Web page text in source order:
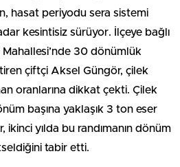
hasat periyodu sera sistemi
kesintisiz sürüyor. İlçeye bağlı
Mahallesi’nde 30 dönümlük
çiftçi Aksel Güngör, çilek
oranlarına dikkat çekti. Çilek
başına yaklaşık 3 ton eser
yılda bu randımanın dönüm
tabir etti.